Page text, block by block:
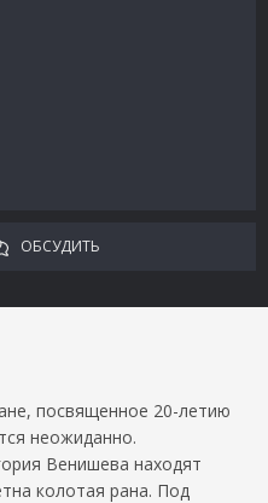
ОБСУДИТЬ
посвященное 20-летию
неожиданно.
Венишева находят
колотая рана. Под